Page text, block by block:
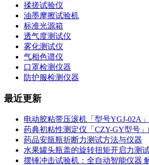
揉搓试验仪
油墨摩擦试验机
标准光源箱
透气度测试仪
雾化测试仪
气相色谱仪
口罩检测仪器
防护服检测仪器
最近更新
电动胶粘带压滚机「型号YGJ-02A
药典初粘性测定仪「CZY-GY型号
药品安瓿瓶折断力测试方法与仪器
水果罐头瓶盖的旋转扭矩开启力测
摆锤冲击试验机：全自动智能仪器